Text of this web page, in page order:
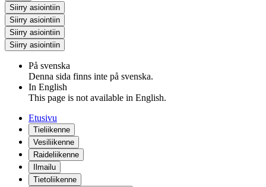
Siirry asiointiin
Siirry asiointiin
Siirry asiointiin
Siirry asiointiin
På svenska
Denna sida finns inte på svenska.
In English
This page is not available in English.
Etusivu
Tieliikenne
Vesiliikenne
Raideliikenne
Ilmailu
Tietoliikenne